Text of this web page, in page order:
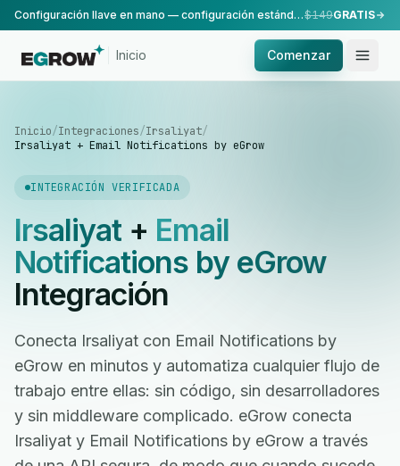
Configuración llave en mano — configuración estándar, realizada por nuestro equipo.$149GRATIS
Inicio Comenzar
Inicio/Integraciones/Irsaliyat/
Irsaliyat + Email Notifications by eGrow
INTEGRACIÓN VERIFICADA
Irsaliyat+ Email
Notifications by eGrow
Integración
Conecta Irsaliyat con Email Notifications by
eGrow en minutos y automatiza cualquier flujo de
trabajo entre ellas: sin código, sin desarrolladores
y sin middleware complicado. eGrow conecta
Irsaliyat y Email Notifications by eGrow a través